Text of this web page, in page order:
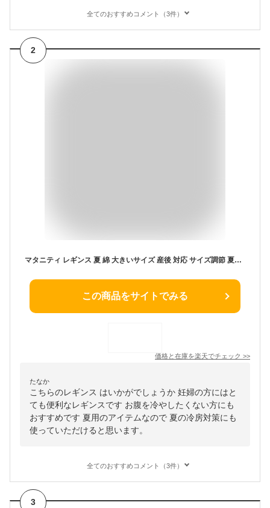
全てのおすすめコメント（3件）
2
マタニティ レギンス 夏 綿 大きいサイズ 産後 対応 サイズ調節 夏用 マタニティレギンス ゆったり マタニティレギンスパンツ マタニティーパンツ マタニティー スパッツ レディース 伸びる 伸縮 妊婦用タイツ 妊婦 妊娠 定番 臨月 入院着 ジャージ パンツ ライトグレー
この商品をサイトでみる
価格と在庫を楽天でチェック >>
たなか
こちらのレギンス はいかがでしょうか 妊婦の方にはと
ても便利なレギンスです お腹を冷やしたくない方にも
おすすめです 夏用のアイテムなので 夏の冷房対策にも
使っていただけると思います。
全てのおすすめコメント（3件）
3